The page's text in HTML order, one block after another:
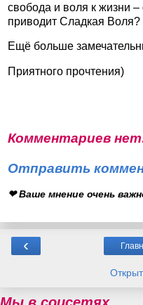
свобода и воля к жизни
приводит Сладкая
Ещё больше
Приятного прочтения)
Комментариев
Отправить
❤ Ваше мнение очень
‹